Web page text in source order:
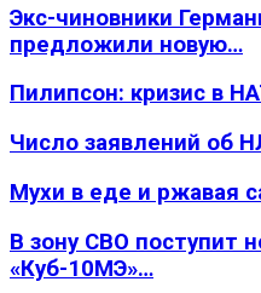
Экс-чиновники
предложили новую…
Пилипсон: кризис в
Число заявлений об
Мухи в еде и ржавая
В зону СВО поступит
«Куб-10МЭ»…